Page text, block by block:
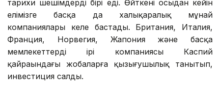
тарихи шешімдердің бірі еді. Өйткені осыдан кейін
елімізге басқа да халықаралық мұнай
компаниялары келе бастады. Британия, Италия,
Франция, Норвегия, Жапония және басқа
мемлекеттердің ірі компаниясы Каспий
қайраңындағы жобаларға қызығушылық танытып,
инвестиция салды.